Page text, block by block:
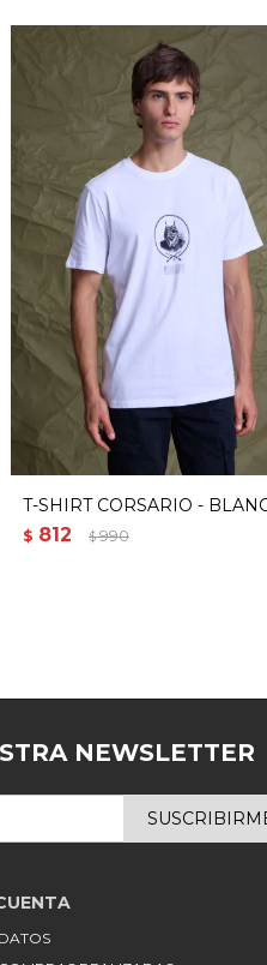
T-SHIRT CORSARIO -
$ 812 $ 990
NEWSLETTER